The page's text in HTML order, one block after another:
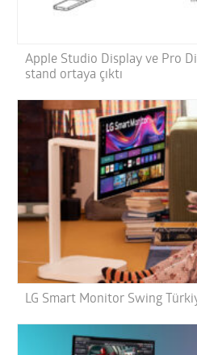
Apple Studio Display ve Pro
stand ortaya çıktı
LG Smart Monitor Swing